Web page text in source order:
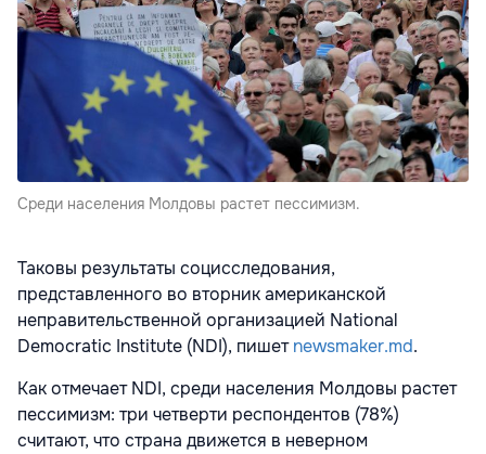
Среди населения Молдовы растет пессимизм.
Таковы результаты социсследования,
представленного во вторник американской
неправительственной организацией National
Democratic Institute (NDI), пишетnewsmaker.md.
Как отмечает NDI, среди населения Молдовы растет
пессимизм: три четверти респондентов (78%)
считают, что страна движется в неверном